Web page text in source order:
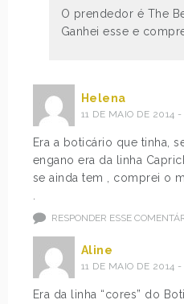
O prendedor é The
Ganhei esse e
Helena
11 DE MAIO DE 2014 -
Era a boticário que tinha,
engano era da linha
se ainda tem , comprei o
RESPONDER ESSE
Aline
11 DE MAIO DE 2014 -
Era da linha “cores” do